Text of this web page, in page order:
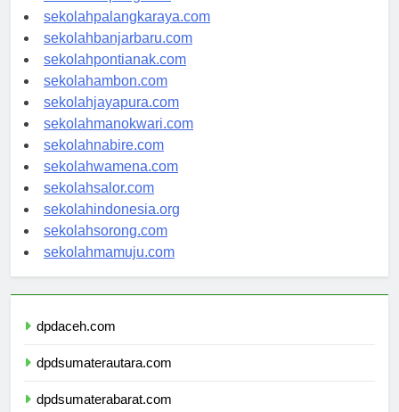
sekolahkupang.com
sekolahpalangkaraya.com
sekolahbanjarbaru.com
sekolahpontianak.com
sekolahambon.com
sekolahjayapura.com
sekolahmanokwari.com
sekolahnabire.com
sekolahwamena.com
sekolahsalor.com
sekolahindonesia.org
sekolahsorong.com